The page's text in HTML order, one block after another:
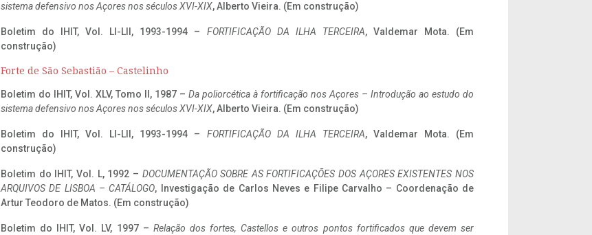
sistema defensivo nos Açores nos séculos XVI-XIX, Alberto Vieira. (Em construção)
Boletim do IHIT, Vol. LI-LII, 1993-1994 – FORTIFICAÇÃO DA ILHA TERCEIRA, Valdemar Mota. (Em
construção)
Forte de São Sebastião – Castelinho
Boletim do IHIT, Vol. XLV, Tomo II, 1987 – Da poliorcética à fortificação nos Açores – Introdução ao estudo do
sistema defensivo nos Açores nos séculos XVI-XIX, Alberto Vieira. (Em construção)
Boletim do IHIT, Vol. LI-LII, 1993-1994 – FORTIFICAÇÃO DA ILHA TERCEIRA, Valdemar Mota. (Em
construção)
Boletim do IHIT, Vol. L, 1992 – DOCUMENTAÇÃO SOBRE AS FORTIFICAÇÕES DOS AÇORES EXISTENTES NOS
ARQUIVOS DE LISBOA – CATÁLOGO, Investigação de Carlos Neves e Filipe Carvalho – Coordenação de
Artur Teodoro de Matos. (Em construção)
Boletim do IHIT, Vol. LV, 1997 – Relação dos fortes, Castellos e outros pontos fortificados que devem ser